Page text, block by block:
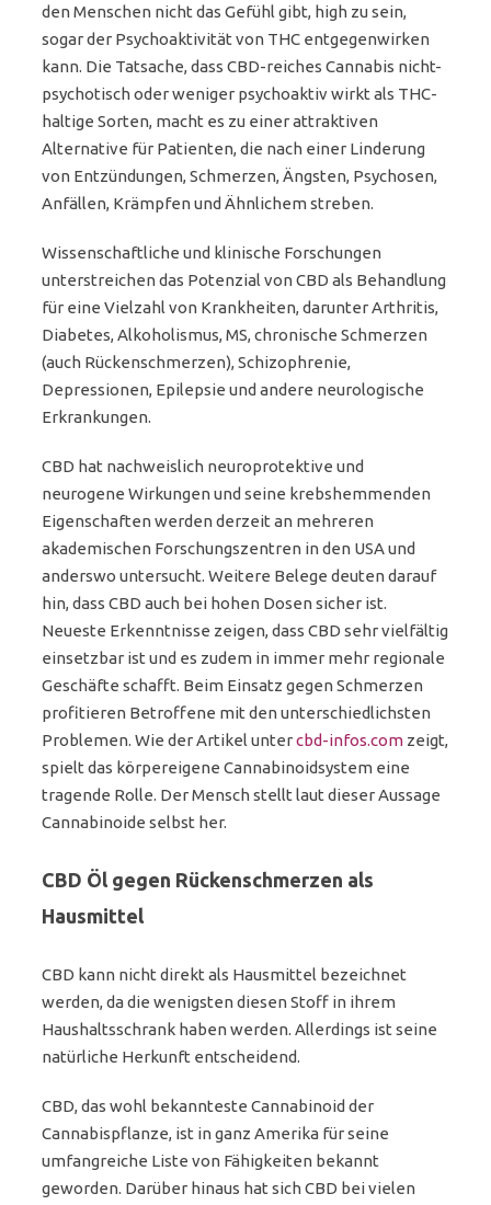
den Menschen nicht das Gefühl gibt, high zu sein,
sogar der Psychoaktivität von THC entgegenwirken
kann. Die Tatsache, dass CBD-reiches Cannabis nicht-
psychotisch oder weniger psychoaktiv wirkt als THC-
haltige Sorten, macht es zu einer attraktiven
Alternative für Patienten, die nach einer Linderung
von Entzündungen, Schmerzen, Ängsten, Psychosen,
Anfällen, Krämpfen und Ähnlichem streben.
Wissenschaftliche und klinische Forschungen
unterstreichen das Potenzial von CBD als Behandlung
für eine Vielzahl von Krankheiten, darunter Arthritis,
Diabetes, Alkoholismus, MS, chronische Schmerzen
(auch Rückenschmerzen), Schizophrenie,
Depressionen, Epilepsie und andere neurologische
Erkrankungen.
CBD hat nachweislich neuroprotektive und
neurogene Wirkungen und seine krebshemmenden
Eigenschaften werden derzeit an mehreren
akademischen Forschungszentren in den USA und
anderswo untersucht. Weitere Belege deuten darauf
hin, dass CBD auch bei hohen Dosen sicher ist.
Neueste Erkenntnisse zeigen, dass CBD sehr vielfältig
einsetzbar ist und es zudem in immer mehr regionale
Geschäfte schafft. Beim Einsatz gegen Schmerzen
profitieren Betroffene mit den unterschiedlichsten
Problemen. Wie der Artikel untercbd-infos.com zeigt,
spielt das körpereigene Cannabinoidsystem eine
tragende Rolle. Der Mensch stellt laut dieser Aussage
Cannabinoide selbst her.
CBD Öl gegen Rückenschmerzen als
Hausmittel
CBD kann nicht direkt als Hausmittel bezeichnet
werden, da die wenigsten diesen Stoff in ihrem
Haushaltsschrank haben werden. Allerdings ist seine
natürliche Herkunft entscheidend.
CBD, das wohl bekannteste Cannabinoid der
Cannabispflanze, ist in ganz Amerika für seine
umfangreiche Liste von Fähigkeiten bekannt
geworden. Darüber hinaus hat sich CBD bei vielen